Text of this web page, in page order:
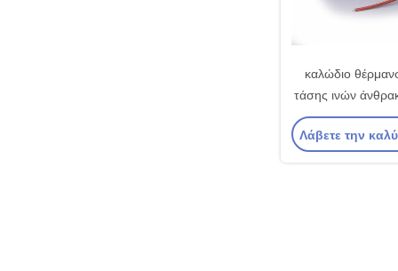
καλώδιο
τάσης ινών
36V 48V για
υγειονομικής
Λάβετε την